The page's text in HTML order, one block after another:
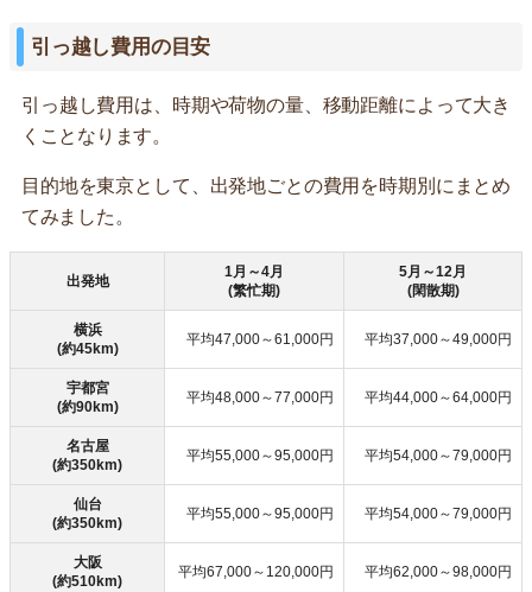
引っ越し費用の目安
引っ越し費用は、時期や荷物の量、移動距離によって大き
くことなります。
目的地を東京として、出発地ごとの費用を時期別にまとめ
てみました。
出発地
1月～4月
(繁忙期)
5月～12月
(閑散期)
横浜
(約45km)
平均47,000～61,000円 平均37,000～49,000円
宇都宮
(約90km)
平均48,000～77,000円 平均44,000～64,000円
名古屋
(約350km)
平均55,000～95,000円 平均54,000～79,000円
仙台
(約350km)
平均55,000～95,000円 平均54,000～79,000円
大阪
(約510km)
平均67,000～120,000円 平均62,000～98,000円